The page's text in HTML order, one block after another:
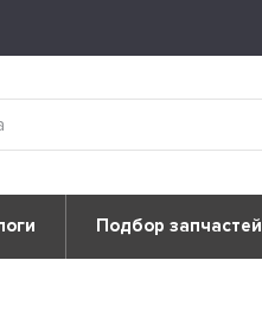
Подбор запчастей